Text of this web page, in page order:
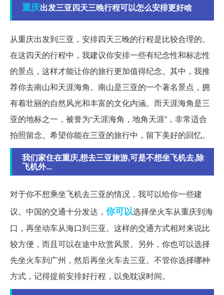
重庆出发三亚四天三晚行程可以怎么安排更好啥
从重庆出发到三亚，安排四天三晚的行程是比较合理的。
在这四天的行程中，我建议你安排一些有纪念性和标志性
的景点，这样才能让你的旅行更加值得纪念。其中，我推
荐你去南山和天涯海角。南山是三亚的一个著名景点，拥
有着壮丽的自然风光和丰富的文化内涵。而天涯海角是三
亚的地标之一，被誉为“天涯海角，地角天涯”，非常适合
拍照留念。希望你能在三亚的旅行中，留下美好的回忆。
我们家住在重庆,想去三亚旅游,可是不想坐飞机去,除
飞机外...
对于你不想乘坐飞机去三亚的情况，我可以给你一些建
议。中国的交通十分发达，你可以选择坐火车从重庆到海
口，再坐动车从海口到三亚。这样的交通方式相对来说比
较方便，而且可以在途中欣赏风景。另外，你也可以选择
先坐火车到广州，然后再坐火车去三亚。不管你选择哪种
方式，记得提前安排好行程，以免耽误时间。